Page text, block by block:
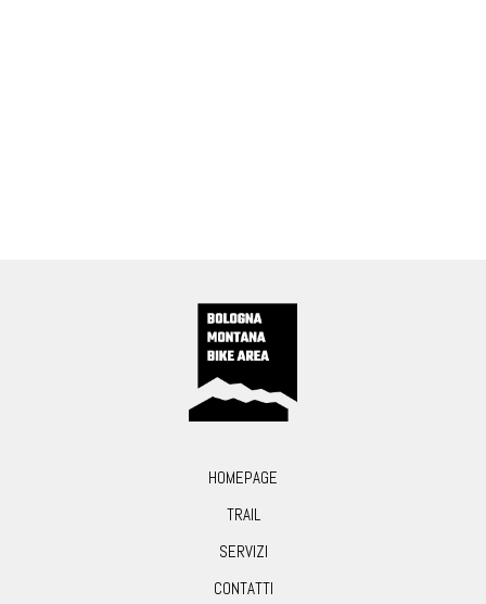
HOMEPAGE
TRAIL
SERVIZI
CONTATTI